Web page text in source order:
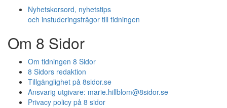
Nyhetskorsord, nyhetstips
och instuderingsfrågor till tidningen
Om 8 Sidor
Om tidningen 8 Sidor
8 Sidors redaktion
Tillgänglighet på 8sidor.se
Ansvarig utgivare: marie.hillblom@8sidor.se
Privacy policy på 8 sidor